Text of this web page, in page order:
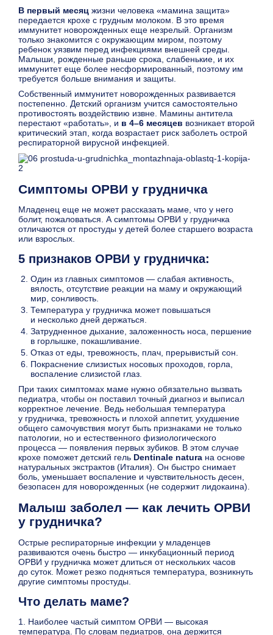
В первый месяц жизни человека «мамина защита»
передается крохе с грудным молоком. В это время
иммунитет новорожденных еще незрелый. Организм
только знакомится с окружающим миром, поэтому
ребенок уязвим перед инфекциями внешней среды.
Малыши, рожденные раньше срока, слабенькие, и их
иммунитет еще более несформированный, поэтому им
требуется больше внимания и защиты.
Собственный иммунитет новорожденных развивается
постепенно. Детский организм учится самостоятельно
противостоять воздействию извне. Мамины антитела
перестают «работать», и в 4–6 месяцев возникает второй
критический этап, когда возрастает риск заболеть острой
респираторной вирусной инфекцией.
Симптомы ОРВИ у грудничка
Младенец еще не может рассказать маме, что у него
болит, пожаловаться. А симптомы ОРВИ у грудничка
отличаются от простуды у детей более старшего возраста
или взрослых.
5 признаков ОРВИ у грудничка:
Один из главных симптомов — слабая активность,
вялость, отсутствие реакции на маму и окружающий
мир, сонливость.
Температура у грудничка может повышаться
и несколько дней держаться.
Затрудненное дыхание, заложенность носа, першение
в горлышке, покашливание.
Отказ от еды, тревожность, плач, прерывистый сон.
Покраснение слизистых носовых проходов, горла,
воспаление слизистой глаз.
При таких симптомах маме нужно обязательно вызвать
педиатра, чтобы он поставил точный диагноз и выписал
корректное лечение. Ведь небольшая температура
у грудничка, тревожность и плохой аппетит, ухудшение
общего самочувствия могут быть признаками не только
патологии, но и естественного физиологического
процесса — появления первых зубиков. В этом случае
крохе поможет детский гель Dentinale natura на основе
натуральных экстрактов (Италия). Он быстро снимает
боль, уменьшает воспаление и чувствительность десен,
безопасен для новорожденных (не содержит лидокаина).
Малыш заболел — как лечить ОРВИ
у грудничка?
Острые респираторные инфекции у младенцев
развиваются очень быстро — инкубационный период
ОРВИ у грудничка может длиться от нескольких часов
до суток. Может резко подняться температура, возникнуть
другие симптомы простуды.
Что делать маме?
1. Наиболее частый симптом ОРВИ — высокая
температура. По словам педиатров, она держится